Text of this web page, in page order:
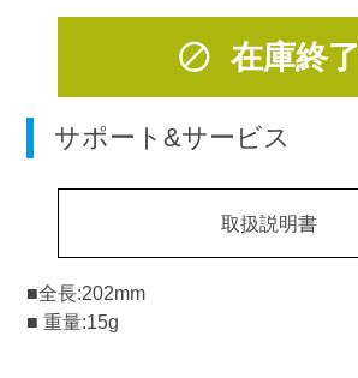
在庫終了
サポート&サービス
取扱説明書
■全長:202mm
■ 重量:15g